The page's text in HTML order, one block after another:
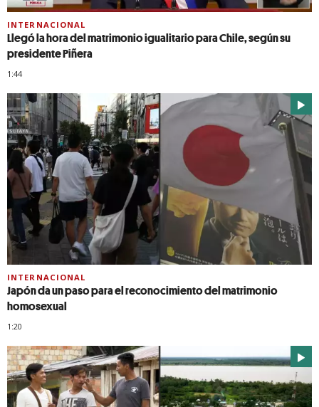
INTERNACIONAL
Llegó la hora del matrimonio igualitario para Chile, según su
presidente Piñera
1:44
INTERNACIONAL
Japón da un paso para el reconocimiento del matrimonio
homosexual
1:20